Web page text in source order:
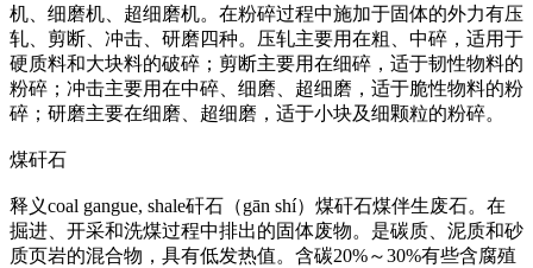
机、细磨机、超细磨机。在粉碎过程中施加于固体的外力有压
轧、剪断、冲击、研磨四种。压轧主要用在粗、中碎，适用于
硬质料和大块料的破碎；剪断主要用在细碎，适于韧性物料的
粉碎；冲击主要用在中碎、细磨、超细磨，适于脆性物料的粉
碎；研磨主要在细磨、超细磨，适于小块及细颗粒的粉碎。
煤矸石
释义coal gangue, shale矸石（gān shí）煤矸石煤伴生废石。在
掘进、开采和洗煤过程中排出的固体废物。是碳质、泥质和砂
质页岩的混合物，具有低发热值。含碳20%～30%有些含腐殖